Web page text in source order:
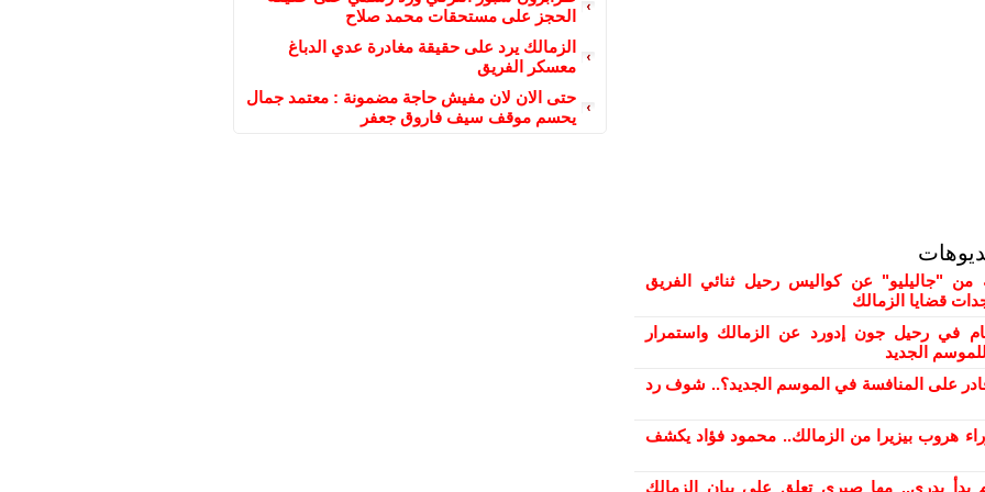
الحجز على مستحقات محمد صلاح
الزمالك يرد على حقيقة مغادرة عدي الدباغ
معسكر الفريق
حتى الان لان مفيش حاجة مضمونة : معتمد جمال
يحسم موقف سيف فاروق جعفر
"جاليليو" عن كواليس رحيل ثنائي الفريق
قضايا الزمالك
في رحيل جون إدورد عن الزمالك واستمرار
الجديد
على المنافسة في الموسم الجديد؟.. شوف رد
هروب بيزيرا من الزمالك.. محمود فؤاد يكشف
بدأ بدري.. مها صبري تعلق على بيان الزمالك